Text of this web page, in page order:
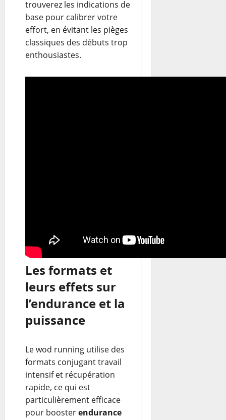
trouverez les indications de
base pour calibrer votre
effort, en évitant les pièges
classiques des débuts trop
enthousiastes.
Les formats et
leurs effets sur
l’endurance et la
puissance
Le wod running utilise des
formats conjugant travail
intensif et récupération
rapide, ce qui est
particulièrement efficace
pour boosterendurance